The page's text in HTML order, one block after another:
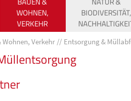
WOHNEN,
VERKEHR
BIODIVERSITÄT,
Wohnen, Verkehr Entsorgung &